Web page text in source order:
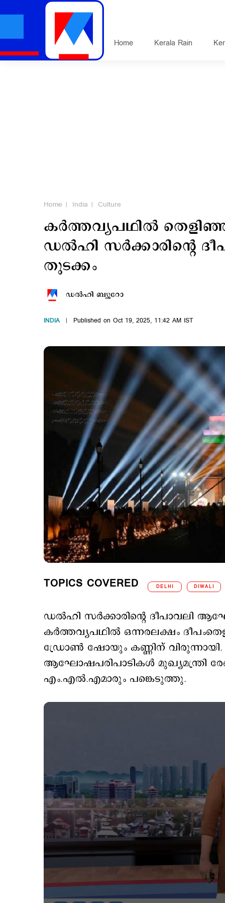
Home Kerala Rain
Home India Culture
കര്‍ത്തവ്യപഥില്‍
ഡല്‍ഹി സര്‍ക്കാരിന്‍റെ
തുടക്കം
ഡല്‍ഹി ബ്യൂറോ
INDIA Published on Oct 19, 2025, 11:42 AM IST
TOPICS COVERED DELHI DIWALI
ഡല്‍ഹി സര്‍ക്കാരിന്‍റെ ദീപാവലി
കര്‍ത്തവ്യപഥില്‍ ഒന്നരലക്ഷം
ഡ്രോണ്‍ ഷോയും കണ്ണിന് വിരുന്നായി.
ആഘോഷപരിപാടികള്‍ മുഖ്യമന്ത്രി
എം.എല്‍.എമാരും പങ്കെടുത്തു.